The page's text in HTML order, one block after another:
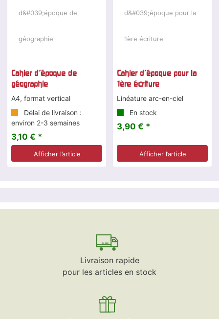
Cahier d'époque de
géographie
A4, format vertical
Délai de livraison :
environ 2-3 semaines
3,10 € *
Afficher l’article
Cahier d'époque pour la
1ère écriture
Linéature arc-en-ciel
En stock
3,90 € *
Afficher l’article
Livraison rapide
pour les articles en stock